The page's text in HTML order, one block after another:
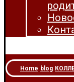
Home blog